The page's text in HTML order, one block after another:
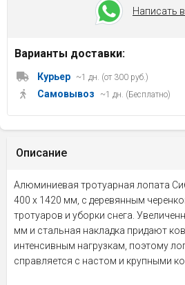
Написать
Варианты доставки:
Курьер ~1 дн. (от 300 руб.)
Самовывоз ~1 дн. (Бесплатно)
Описание
Алюминиевая тротуарная лопата
400 х 1420 мм, с деревянным
тротуаров и уборки снега.
мм и стальная накладка придают
интенсивным нагрузкам, поэтому
справляется с настом и крупными